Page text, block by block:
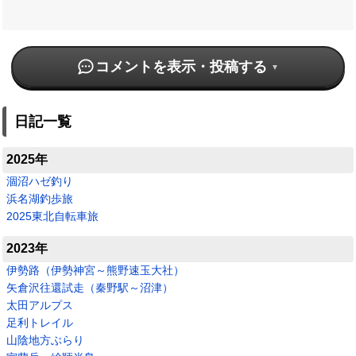
コメントを表示・投稿する
日記一覧
2025年
涸沼ハゼ釣り
浜名湖釣歩旅
2025東北自転車旅
2023年
伊勢路（伊勢神宮～熊野速玉大社）
矢倉沢往還試走（秦野駅～沼津）
太田アルプス
足利トレイル
山陰地方ぶらり